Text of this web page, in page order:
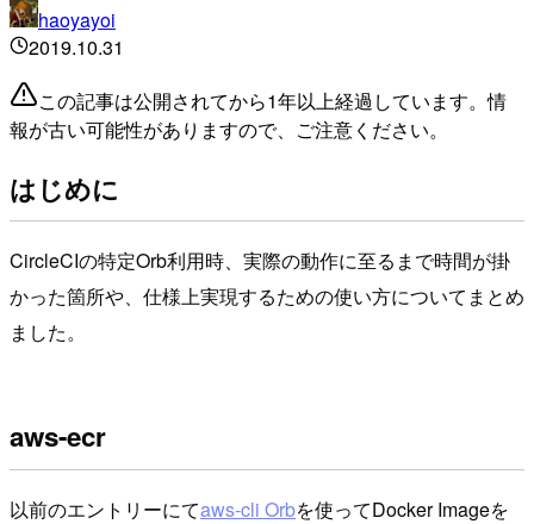
haoyayoi
2019.10.31
この記事は公開されてから1年以上経過しています。情
報が古い可能性がありますので、ご注意ください。
はじめに
CircleCIの特定Orb利用時、実際の動作に至るまで時間が掛
かった箇所や、仕様上実現するための使い方についてまとめ
ました。
aws-ecr
以前のエントリーにてaws-cli Orbを使ってDocker Imageを